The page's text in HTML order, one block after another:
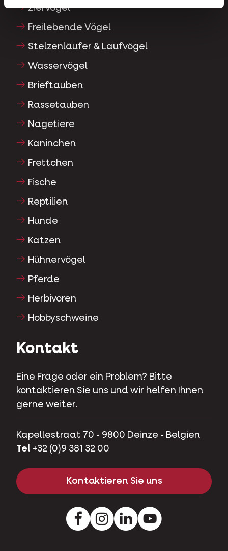
Ziervögel
Freilebende Vögel
Stelzenläufer & Laufvögel
Wasservögel
Brieftauben
Rassetauben
Nagetiere
Kaninchen
Frettchen
Fische
Reptilien
Hunde
Katzen
Hühnervögel
Pferde
Herbivoren
Hobbyschweine
Kontakt
Eine Frage oder ein Problem? Bitte
kontaktieren Sie uns und wir helfen Ihnen
gerne weiter.
Kapellestraat 70 - 9800 Deinze - Belgien
Tel +32 (0)9 381 32 00
Kontaktieren Sie uns
FacebookInstagram
LinkedInYoutube